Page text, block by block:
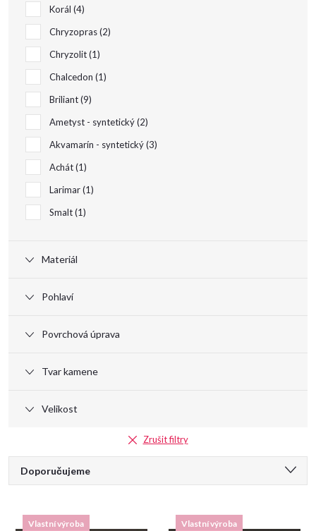
Korál 4
Chryzopras 2
Chryzolit 1
Chalcedon 1
Briliant 9
Ametyst - syntetický 2
Akvamarín - syntetický 3
Achát 1
Larimar 1
Smalt 1
Materiál
Pohlaví
Povrchová úprava
Tvar kamene
Velikost
Zrušit filtry
Ř
Doporučujeme
Nejdražší
Vlastní výroba Vlastní výroba